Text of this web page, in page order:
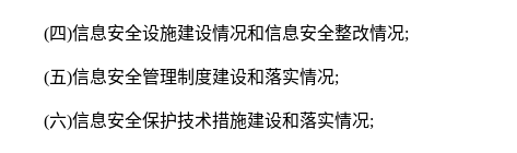
(四)信息安全设施建设情况和信息安全整改情况;
(五)信息安全管理制度建设和落实情况;
(六)信息安全保护技术措施建设和落实情况;